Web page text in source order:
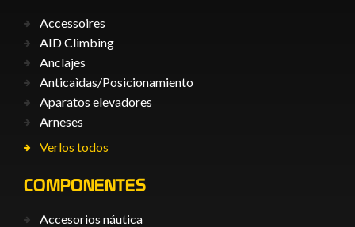
Accessoires
AID Climbing
Anclajes
Anticaìdas/Posicionamiento
Aparatos elevadores
Arneses
Verlos todos
COMPONENTES
Accesorios náutica